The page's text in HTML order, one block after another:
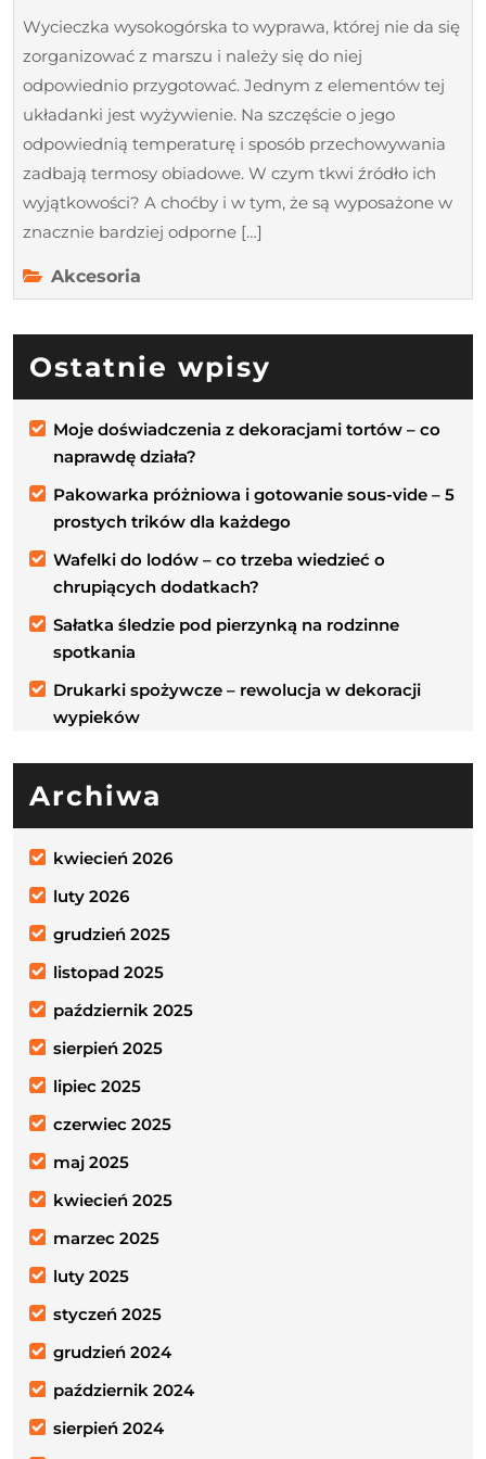
Wycieczka wysokogórska to wyprawa, której nie da się
zorganizować z marszu i należy się do niej
odpowiednio przygotować. Jednym z elementów tej
układanki jest wyżywienie. Na szczęście o jego
odpowiednią temperaturę i sposób przechowywania
zadbają termosy obiadowe. W czym tkwi źródło ich
wyjątkowości? A choćby i w tym, że są wyposażone w
znacznie bardziej odporne […]
Akcesoria
Ostatnie wpisy
Moje doświadczenia z dekoracjami tortów – co
naprawdę działa?
Pakowarka próżniowa i gotowanie sous-vide – 5
prostych trików dla każdego
Wafelki do lodów – co trzeba wiedzieć o
chrupiących dodatkach?
Sałatka śledzie pod pierzynką na rodzinne
spotkania
Drukarki spożywcze – rewolucja w dekoracji
wypieków
Archiwa
kwiecień 2026
luty 2026
grudzień 2025
listopad 2025
październik 2025
sierpień 2025
lipiec 2025
czerwiec 2025
maj 2025
kwiecień 2025
marzec 2025
luty 2025
styczeń 2025
grudzień 2024
październik 2024
sierpień 2024